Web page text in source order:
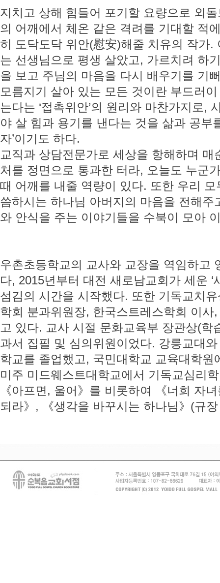
지치고 상해 힘들어 포기할 요량으로 외
의 어깨에서 체온 같은 격려를 기대할 적
히 도닥도닥 위안(慰安)해줄 치유의 작가
는 선생님으로 평생 살았고, 가르치려 하
을 보고 주님의 마음을 다시 배우기를 기
모름지기 살아 있는 모든 것이란 부드러
는다는 ‘접촉위안’의 원리와 마찬가지로,
야 살 힘과 용기를 낸다는 것을 삶과 공부
자’이기도 하다.
교직과 상담전문가로 세상을 항해하며
처를 정면으로 통과한 터라, 오늘도 누군
때 어깨를 내줄 역량이 있다. 또한 우리 모
씀하시는 하나님 아버지의 마음을 전해
와 안식을 주는 이야기들을 수북이 모아
우촌초등학교의 교사와 교장을 역임하고
다, 2015년부터 대전 새로남교회가 세운
섬김의 시간을 시작했다. 또한 기독교치
학회 분과위원장, 한국스트레스학회 이사,
고 있다. 교사 시절 문화교육부 장관상(학
과서 집필 및 심의위원이었다. 강릉교대
학교를 졸업했고, 국민대학교 교육대학
미주 미드웨스트대학교에서 기독교심리
《아프면, 울어》를 비롯하여 《너희 자
되라》, 《생각을 바꾸시는 하나님》(규